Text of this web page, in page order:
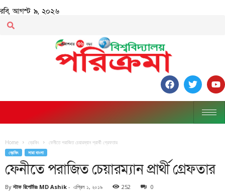
রবি, আগস্ট ৯, ২০২৬
Home ব্রেকিং ফেনীতে পরাজিত চেয়ারম্যান প্রার্থী গ্রেফতার
ব্রেকিং সারা বাংলা
ফেনীতে পরাজিত চেয়ারম্যান প্রার্থী গ্রেফতার
By স্টাফ রিপোর্টারঃ MD Ashik - এপ্রিল ১, ২০১৯ 252 0